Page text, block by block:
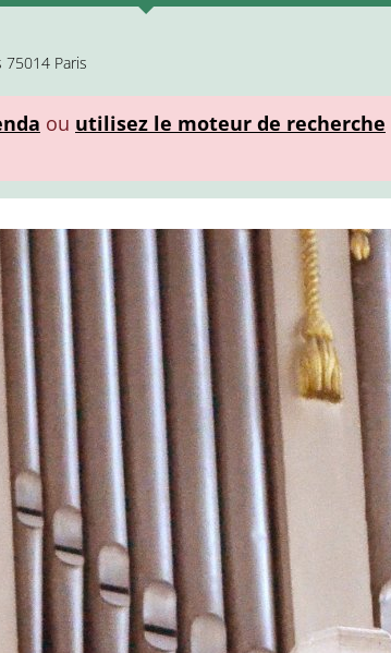
75014 Paris
ou utilisez le moteur de recherche